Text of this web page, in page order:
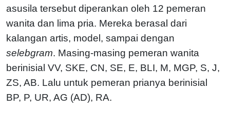
asusila tersebut diperankan oleh 12 pemeran
wanita dan lima pria. Mereka berasal dari
kalangan artis, model, sampai dengan
selebgram. Masing-masing pemeran wanita
berinisial VV, SKE, CN, SE, E, BLI, M, MGP, S, J,
ZS, AB. Lalu untuk pemeran prianya berinisial
BP, P, UR, AG (AD), RA.